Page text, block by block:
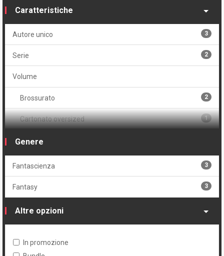
Caratteristiche
Autore unico 3
Serie 2
Volume
Brossurato 2
Cartonato oversized 1
Volume unico
Genere
Fantascienza 3
Fantasy 3
Altre opzioni
In promozione